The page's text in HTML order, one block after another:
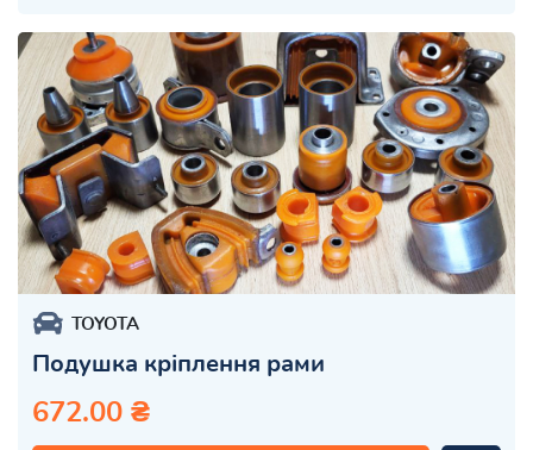
TOYOTA
Подушка кріплення рами
672.00 ₴